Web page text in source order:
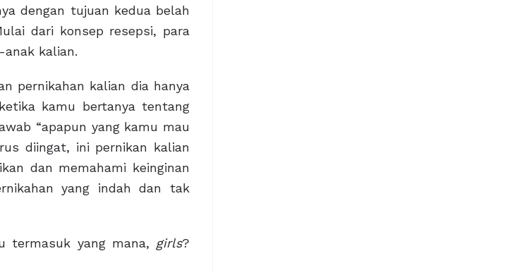
dengan tujuan kedua belah
dari konsep resepsi, para
kalian.
pernikahan kalian dia hanya
kamu bertanya tentang
“apapun yang kamu mau
diingat, ini pernikan kalian
dan memahami keinginan
yang indah dan tak
termasuk yang mana, girls?